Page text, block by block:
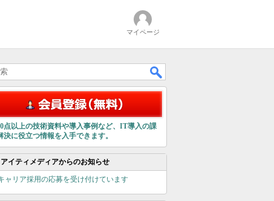
マイページ
点以上の技術資料や導入事例など、IT導入の課
決に役立つ情報を入手できます。
アイティメディアからのお知らせ
ャリア採用の応募を受け付けています